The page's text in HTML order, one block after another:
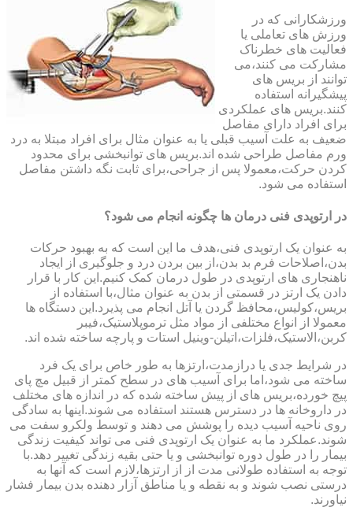
ورزشکارانی که در
ورزش های تعاملی یا
فعالیت های خطرناک
مشارکت می کنند،می
توانند از بریس های
پیشگیرانه استفاده
کنند.بریس های عملکردی
برای افراد دارای مفاصل
ضعیف به علت آسیب قبلی یا به عنوان مثال برای افراد مبتلا به درد
ورم مفاصل طراحی شده اند.بریس های توانبخشی برای محدود
کردن حرکت،معمولا پس از جراحی،برای ثابت نگه داشتن مفاصل
استفاده می شود.
در ارتوپدی فنی درمان ها چگونه انجام می شود؟
به عنوان یک ارتوپدی فنی،هدف ما این است که به بهبود حرکات
بدن،اصلاحات فرم بد بدن،از بین بردن درد و جلوگیری از ایجاد
ناهنجاری های ارتوپدی در طول درمان کمک کنیم.این کار با قرار
دادن یک ارتز در قسمتی از بدن به عنوان مثال،با استفاده از
بریس،کولیس،محافظ گردن یا آتل انجام می پذیرد.این دستگاه ها
معمولا از انواع مختلفی از مواد مثل ترموپلاستیک،فیبر
کربن،الاستیک،فلزات،اتیلن-وینیل استات و پارچه ساخته شده اند.
در شرایط جدی یا درازمدت،ارتزها به طور خاص برای یک فرد
ساخته می شود،اما برای آسیب های در سطح کمتر از قبیل مچ پای
پیچ خورده،بریس های از پیش ساخته شده که در اندازه های مختلف
در داروخانه ها در دسترس هستند استفاده می شوند.اینها به سادگی
روی ناحیه آسیب دیده را پوشش می دهند و توسط ولکرو سفت می
شوند.عملکرد ما به عنوان یک ارتوپدی فنی می تواند کیفیت زندگی
بیمار را در طول دوره توانبخشی و یا حتی بقیه زندگی تغییر دهد.با
توجه به استفاده طولانی مدت از از ارتزها،لازم است که آنها به
درستی نصب شوند و به نقطه و یا مناطق آزار دهنده بدن بیمار فشار
نیاورند.